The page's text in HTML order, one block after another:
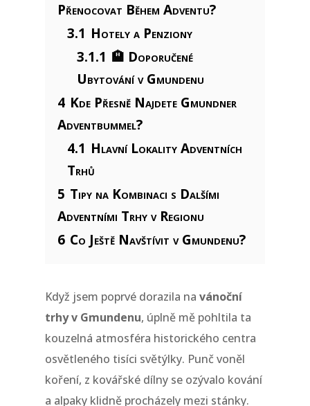
Přenocovat Během Adventu?
3.1 Hotely a Penziony
3.1.1 🏨 Doporučené
Ubytování v Gmundenu
4 Kde Přesně Najdete Gmundner
Adventbummel?
4.1 Hlavní Lokality Adventních
Trhů
5 Tipy na Kombinaci s Dalšími
Adventními Trhy v Regionu
6 Co Ještě Navštívit v Gmundenu?
Když jsem poprvé dorazila na vánoční
trhy v Gmundenu, úplně mě pohltila ta
kouzelná atmosféra historického centra
osvětleného tisíci světýlky. Punč voněl
koření, z kovářské dílny se ozývalo kování
a alpaky klidně procházely mezi stánky.